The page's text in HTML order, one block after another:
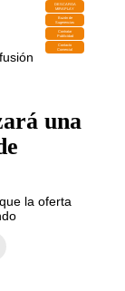
DESCARGA
MIRAPLAY
Buzón de
Sugerencias
Contratar
Publicidad
Contacto
Comercial
una
la oferta